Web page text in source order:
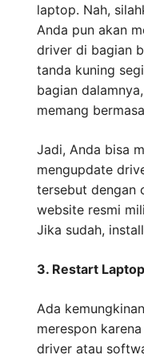
laptop. Nah,
Anda pun akan
driver di bagian
tanda kuning
bagian
memang
Jadi, Anda bisa
mengupdate
tersebut dengan
website resmi
Jika sudah,
3. Restart
Ada
merespon
driver atau